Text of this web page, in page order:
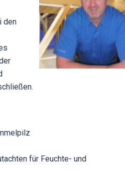
den
für Feuchte- und